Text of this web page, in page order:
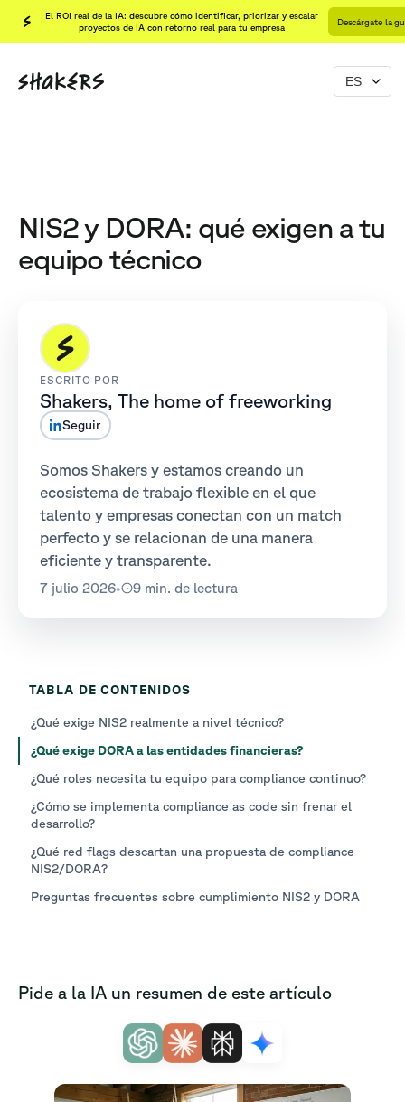
El ROI real de la IA: descubre cómo identificar, priorizar y escalar
proyectos de IA con retorno real para tu empresa
Descárgate la
NIS2 y DORA: qué exigen a tu
equipo técnico
ESCRITO POR
Shakers, The home of freeworking
Seguir
Somos Shakers y estamos creando un
ecosistema de trabajo flexible en el que
talento y empresas conectan con un match
perfecto y se relacionan de una manera
eficiente y transparente.
7 julio 2026• 9 min. de lectura
TABLA DE CONTENIDOS
¿Qué exige NIS2 realmente a nivel técnico?
¿Qué exige DORA a las entidades financieras?
¿Qué roles necesita tu equipo para compliance continuo?
¿Cómo se implementa compliance as code sin frenar el
desarrollo?
¿Qué red flags descartan una propuesta de compliance
NIS2/DORA?
Preguntas frecuentes sobre cumplimiento NIS2 y DORA
Pide a la IA un resumen de este artículo